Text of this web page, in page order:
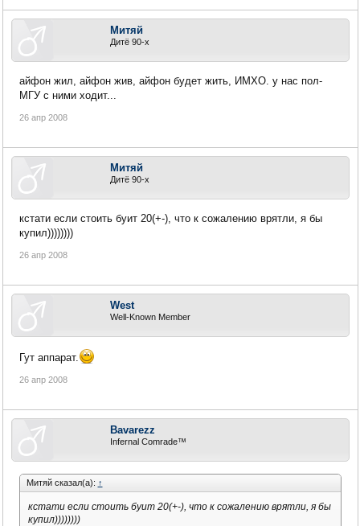
Митяй
Дитё 90-х
айфон жил, айфон жив, айфон будет жить, ИМХО. у нас пол-
МГУ с ними ходит...
26 апр 2008
Митяй
Дитё 90-х
кстати если стоить буит 20(+-), что к сожалению врятли, я бы
купил))))))))
26 апр 2008
West
Well-Known Member
Гут аппарат.
26 апр 2008
Bavarezz
Infernal Comrade™
Митяй сказал(а): ↑
кстати если стоить буит 20(+-), что к сожалению врятли, я бы
купил))))))))